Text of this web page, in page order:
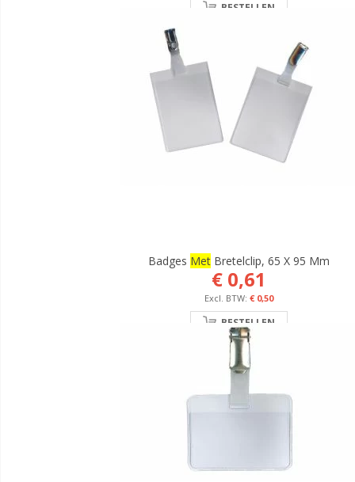
BESTELLEN
Badges Met Bretelclip, 65 X 95 Mm
€ 0,61
€ 0,50
BESTELLEN